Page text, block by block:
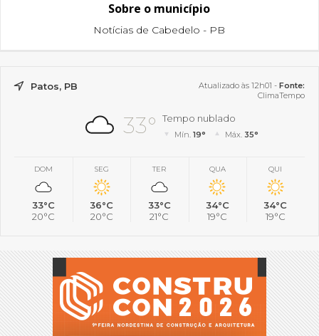
Sobre o município
Notícias de Cabedelo - PB
Patos, PB Atualizado às 12h01 - Fonte:
ClimaTempo
33° Tempo nublado
Mín.19° Máx. 35°
DOM
33°C
20°C
SEG
36°C
20°C
TER
33°C
21°C
QUA
34°C
19°C
QUI
34°C
19°C